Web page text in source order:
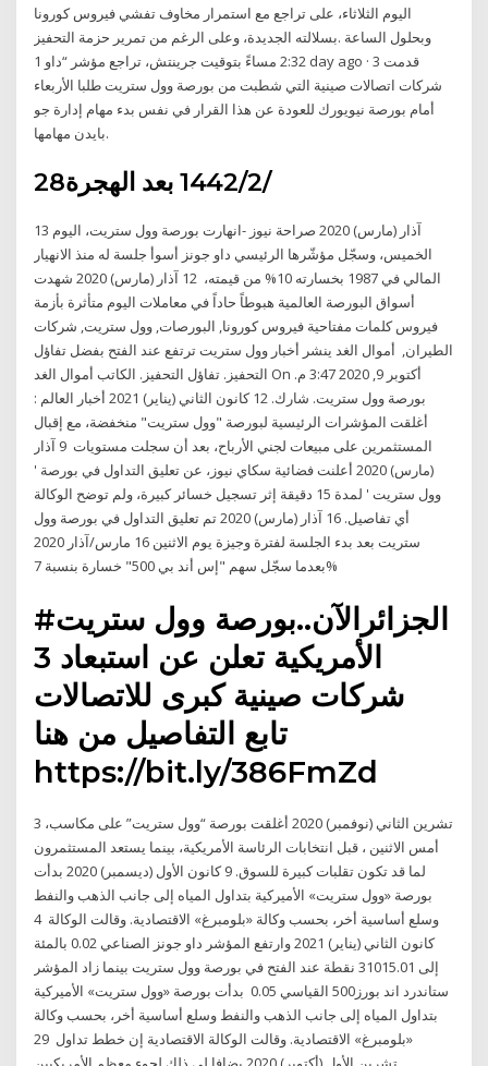
اليوم الثلاثاء، على تراجع مع استمرار ‏مخاوف تفشي فيروس كورونا
بسلالته الجديدة، وعلى الرغم من تمرير حزمة التحفيز‎.‎ وبحلول الساعة
2:32 مساءً بتوقيت جرينتش، تراجع مؤشر “داو 1 day ago · قدمت 3
شركات اتصالات صينية التي شطبت من بورصة وول ستريت طلبا الأربعاء
أمام بورصة نيويورك للعودة عن هذا القرار في نفس بدء مهام إدارة جو
بايدن مهامها.
28‏‏/2‏‏/1442 بعد الهجرة
13 آذار (مارس) 2020 صراحة نيوز -انهارت بورصة وول ستريت، اليوم
الخميس، وسجّل مؤشّرها الرئيسي داو جونز أسوأ جلسة له منذ الانهيار
المالي في 1987 بخسارته 10% من قيمته، 12 آذار (مارس) 2020 شهدت
أسواق البورصة العالمية هبوطاً حاداً في معاملات اليوم متأثرة بأزمة
فيروس كلمات مفتاحية فيروس كورونا, البورصات, وول ستريت, شركات
الطيران, أموال الغد ينشر أخبار وول ستريت ترتفع عند الفتح بفضل تفاؤل
التحفيز. تفاؤل التحفيز. الكاتب أموال الغد On أكتوبر 9, 2020 3:47 م.
بورصة وول ستريت. شارك. 12 كانون الثاني (يناير) 2021 أخبار العالم :
أغلقت المؤشرات الرئيسية لبورصة "وول ستريت" منخفضة، مع إقبال
المستثمرين على مبيعات لجني الأرباح، بعد أن سجلت مستويات 9 آذار
(مارس) 2020 أعلنت فضائية سكاي نيوز، عن تعليق التداول في بورصة '
وول ستريت ' لمدة 15 دقيقة إثر تسجيل خسائر كبيرة، ولم توضح الوكالة
أي تفاصيل. 16 آذار (مارس) 2020 تم تعليق التداول في بورصة وول
ستريت بعد بدء الجلسة لفترة وجيزة يوم الاثنين 16 مارس/آذار 2020
بعدما سجّل سهم "إس أند بي 500" خسارة بنسبة 7%
#الجزائرالآن..بورصة وول ستريت
الأمريكية تعلن عن استبعاد 3
شركات صينية كبرى للاتصالات
تابع التفاصيل من هنا
https://bit.ly/386FmZd
3 تشرين الثاني (نوفمبر) 2020 أغلقت بورصة “وول ستريت” على مكاسب،
أمس الاثنين ، قبل انتخابات الرئاسة الأمريكية، بينما يستعد المستثمرون
لما قد تكون تقلبات كبيرة للسوق. 9 كانون الأول (ديسمبر) 2020 بدأت
بورصة «وول ستريت» الأميركية بتداول المياه إلى جانب الذهب والنفط
وسلع أساسية أخر، بحسب وكالة «بلومبرغ» الاقتصادية. وقالت الوكالة 4
كانون الثاني (يناير) 2021 وارتفع المؤشر داو جونز الصناعي 0.02 بالمئة
إلى 31015.01 نقطة عند الفتح في بورصة وول ستريت بينما زاد المؤشر
ستاندرد اند بورز500 القياسي 0.05 بدأت بورصة «وول ستريت» الأميركية
بتداول المياه إلى جانب الذهب والنفط وسلع أساسية أخر، بحسب وكالة
«بلومبرغ» الاقتصادية. وقالت الوكالة الاقتصادية إن خطط تداول 29